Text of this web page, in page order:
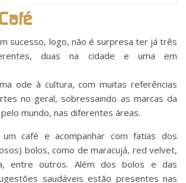
sucesso, logo, não é surpresa ter já três
duas na cidade e uma em
ode à cultura, com muitas referências
no geral, sobressaindo as marcas da
mundo, nas diferentes áreas.
café e acompanhar com fatias dos
bolos, como de maracujá, red velvet,
entre outros. Além dos bolos e das
saudáveis estão presentes nas